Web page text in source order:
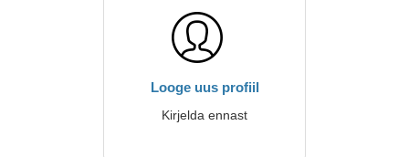
Looge uus profiil
Kirjelda ennast